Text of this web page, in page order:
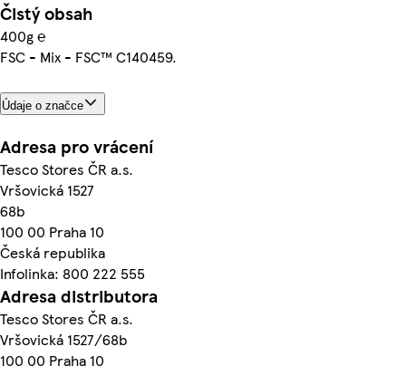
Čistý obsah
400g ℮
FSC - Mix - FSC™ C140459.
Údaje o značce
Adresa pro vrácení
Tesco Stores ČR a.s.
Vršovická 1527
68b
100 00 Praha 10
Česká republika
Infolinka: 800 222 555
Adresa distributora
Tesco Stores ČR a.s.
Vršovická 1527/68b
100 00 Praha 10